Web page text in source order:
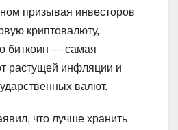
призывая инвесторов
криптовалюту,
биткоин — самая
растущей инфляции и
валют.
что лучше хранить